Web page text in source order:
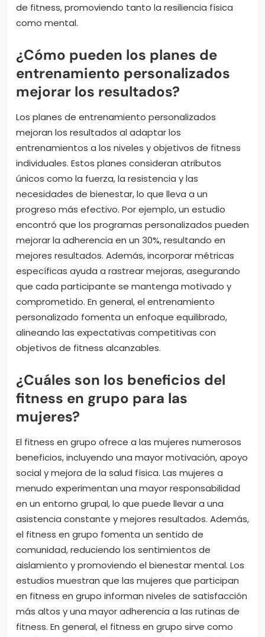
de fitness, promoviendo tanto la resiliencia física
como mental.
¿Cómo pueden los planes de
entrenamiento personalizados
mejorar los resultados?
Los planes de entrenamiento personalizados
mejoran los resultados al adaptar los
entrenamientos a los niveles y objetivos de fitness
individuales. Estos planes consideran atributos
únicos como la fuerza, la resistencia y las
necesidades de bienestar, lo que lleva a un
progreso más efectivo. Por ejemplo, un estudio
encontró que los programas personalizados pueden
mejorar la adherencia en un 30%, resultando en
mejores resultados. Además, incorporar métricas
específicas ayuda a rastrear mejoras, asegurando
que cada participante se mantenga motivado y
comprometido. En general, el entrenamiento
personalizado fomenta un enfoque equilibrado,
alineando las expectativas competitivas con
objetivos de fitness alcanzables.
¿Cuáles son los beneficios del
fitness en grupo para las
mujeres?
El fitness en grupo ofrece a las mujeres numerosos
beneficios, incluyendo una mayor motivación, apoyo
social y mejora de la salud física. Las mujeres a
menudo experimentan una mayor responsabilidad
en un entorno grupal, lo que puede llevar a una
asistencia constante y mejores resultados. Además,
el fitness en grupo fomenta un sentido de
comunidad, reduciendo los sentimientos de
aislamiento y promoviendo el bienestar mental. Los
estudios muestran que las mujeres que participan
en fitness en grupo informan niveles de satisfacción
más altos y una mayor adherencia a las rutinas de
fitness. En general, el fitness en grupo sirve como